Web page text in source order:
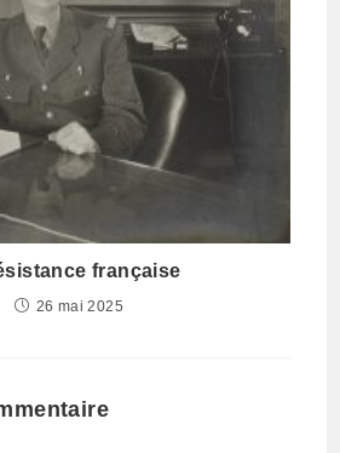
française
26 mai 2025